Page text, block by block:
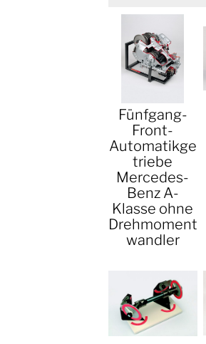
Fünfgang-
Front-
Automatikge
triebe
Mercedes-
Benz A-
Klasse ohne
Drehmoment
wandler